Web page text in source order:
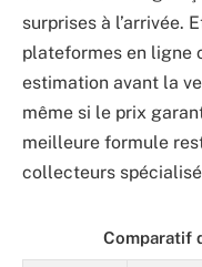
surprises à l’arrivée.
plateformes en ligne
estimation avant la
même si le prix
meilleure formule
collecteurs
Comparatif